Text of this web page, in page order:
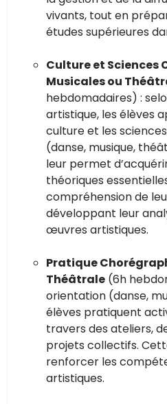
vivants, tout en
études supérieures
Culture et Sciences
Musicales ou
hebdomadaires) :
artistique, les élèves
culture et les
(danse, musique,
leur permet
théoriques
compréhension de
développant leur
œuvres artistiques.
Pratique
Théâtrale (6h
orientation (danse,
élèves pratiquent
travers des ateliers,
projets collectifs.
renforcer les
artistiques.